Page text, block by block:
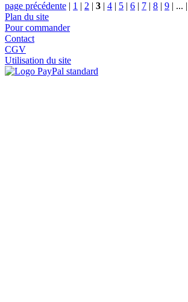
page précédente | 1 | 2 | 3 | 4 | 5 | 6 | 7 | 8 | 9 | ... |
Plan du site
Pour commander
Contact
CGV
Utilisation du site